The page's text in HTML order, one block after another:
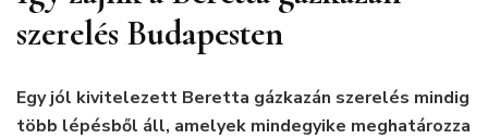
szerelés Budapesten
Egy jól kivitelezett Beretta gázkazán szerelés mindig
több lépésből áll, amelyek mindegyike meghatározza